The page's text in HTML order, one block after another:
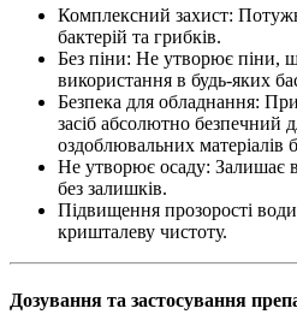
Комплексний захист:
бактерій та грибків.
Без піни: Не утворює піни,
використання в будь-яких
Безпека для обладнання:
засіб абсолютно безпечний
оздоблювальних матеріалів
Не утворює осаду: Залишає
без залишків.
Підвищення прозорості
кришталеву чистоту.
Дозування та застосування